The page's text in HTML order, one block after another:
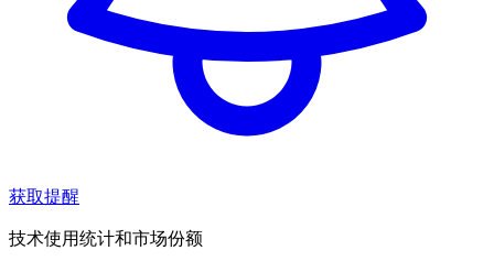
获取提醒
技术使用统计和市场份额